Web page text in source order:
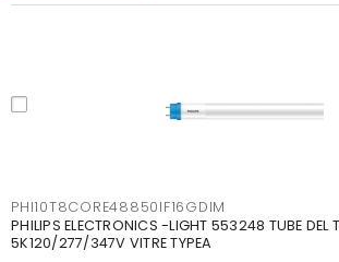
PHI10T8CORE48850IF16GDIM
PHILIPS ELECTRONICS -LIGHT 553248 TUBE DEL
5K120/277/347V VITRE TYPEA